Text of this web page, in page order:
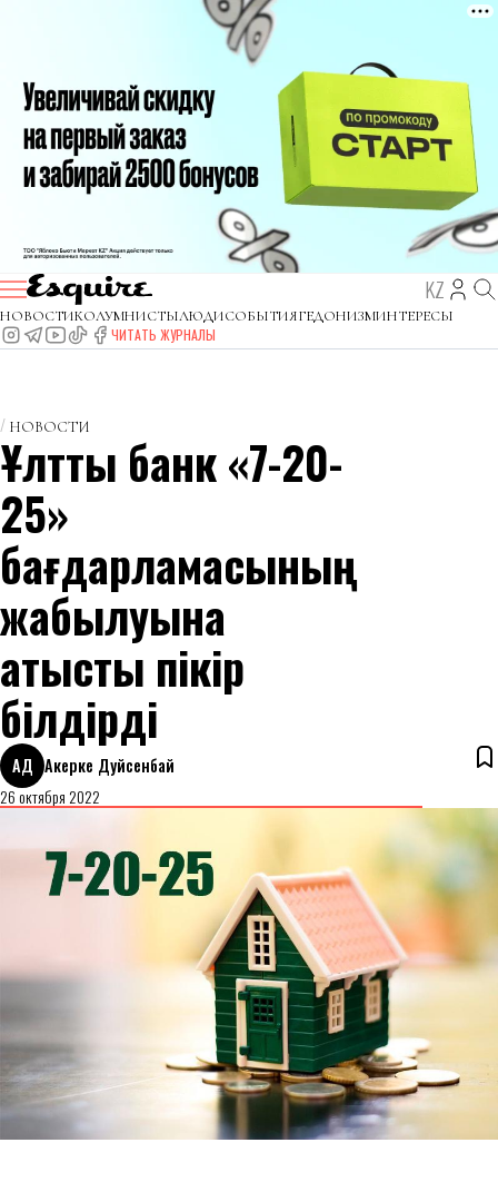
KZ
НОВОСТИКОЛУМНИСТЫЛЮДИСОБЫТИЯГЕДОНИЗМИНТЕРЕСЫ
ЧИТАТЬ ЖУРНАЛЫ
НОВОСТИ
Ұлттық банк «7-20-
25»
бағдарламасының
жабылуына
қатысты пікір
білдірді
АД Акерке Дуйсенбай
26 октября 2022